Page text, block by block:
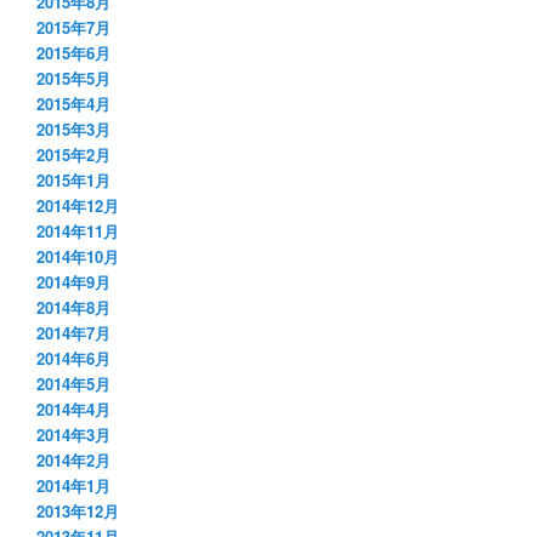
2015年7月
2015年6月
2015年5月
2015年4月
2015年3月
2015年2月
2015年1月
2014年12月
2014年11月
2014年10月
2014年9月
2014年8月
2014年7月
2014年6月
2014年5月
2014年4月
2014年3月
2014年2月
2014年1月
2013年12月